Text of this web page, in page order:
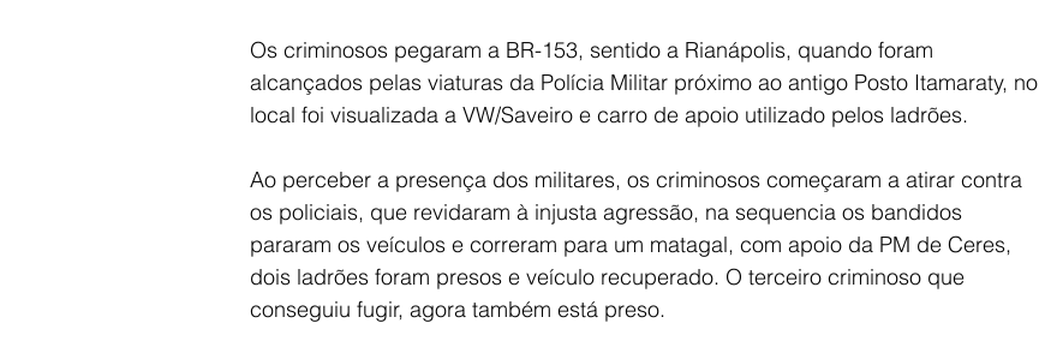
Os criminosos pegaram a BR-153, sentido a Rianápolis, quando foram
alcançados pelas viaturas da Polícia Militar próximo ao antigo Posto Itamaraty, no
local foi visualizada a VW/Saveiro e carro de apoio utilizado pelos ladrões.
Ao perceber a presença dos militares, os criminosos começaram a atirar contra
os policiais, que revidaram à injusta agressão, na sequencia os bandidos
pararam os veículos e correram para um matagal, com apoio da PM de Ceres,
dois ladrões foram presos e veículo recuperado. O terceiro criminoso que
conseguiu fugir, agora também está preso.